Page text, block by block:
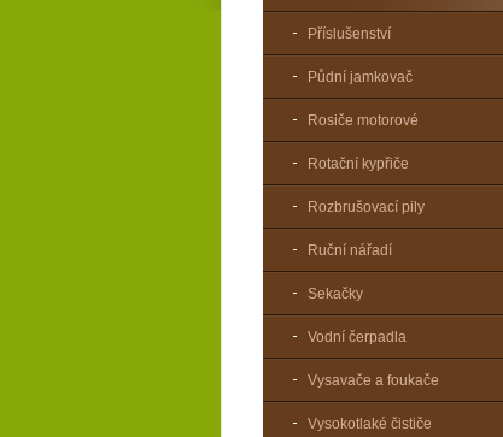
Příslušenství
Půdní jamkovač
Rosiče motorové
Rotační kypřiče
Rozbrušovací pily
Ruční nářadí
Sekačky
Vodní čerpadla
Vysavače a foukače
Vysokotlaké čističe